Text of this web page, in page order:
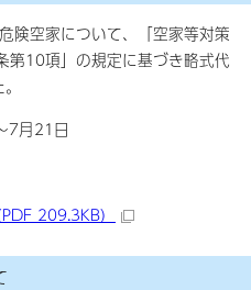
険空家について、「空家等対策
第10項」の規定に基づき略式代
月21日
209.3KB）